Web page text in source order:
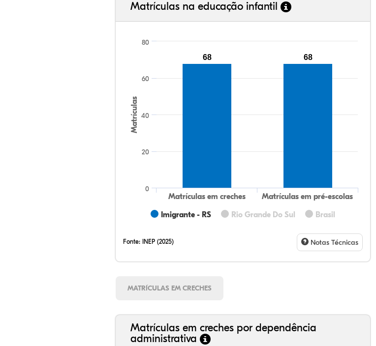
Matrículas na educação infantil
Matrículas
Imigrante - RS Rio Grande Do Sul Brasil
Matrículas em creches Matrículas em pré-escolas
0
20
40
60
80
68
68
Fonte: INEP (2025) Notas Técnicas
MATRÍCULAS EM CRECHES
Matrículas em creches por dependência
administrativa